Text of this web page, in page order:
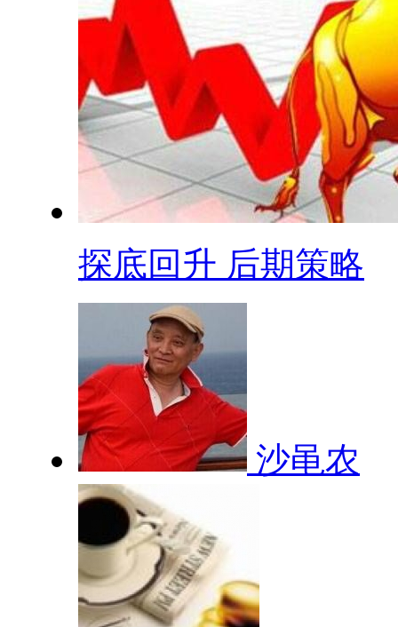
探底回升 后期策略
沙黾农